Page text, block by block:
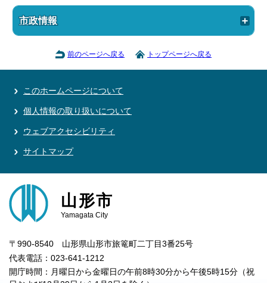
市政情報
前のページへ戻る トップページへ戻る
このホームページについて
個人情報の取り扱いについて
ウェブアクセシビリティ
サイトマップ
山形市
Yamagata City
〒990-8540 山形県山形市旅篭町二丁目3番25号
代表電話：023-641-1212
開庁時間：月曜日から金曜日の午前8時30分から午後5時15分（祝